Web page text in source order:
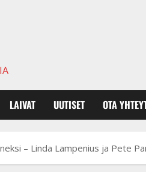
LAIVAT UUTISET OTA
– Linda Lampenius ja Pete